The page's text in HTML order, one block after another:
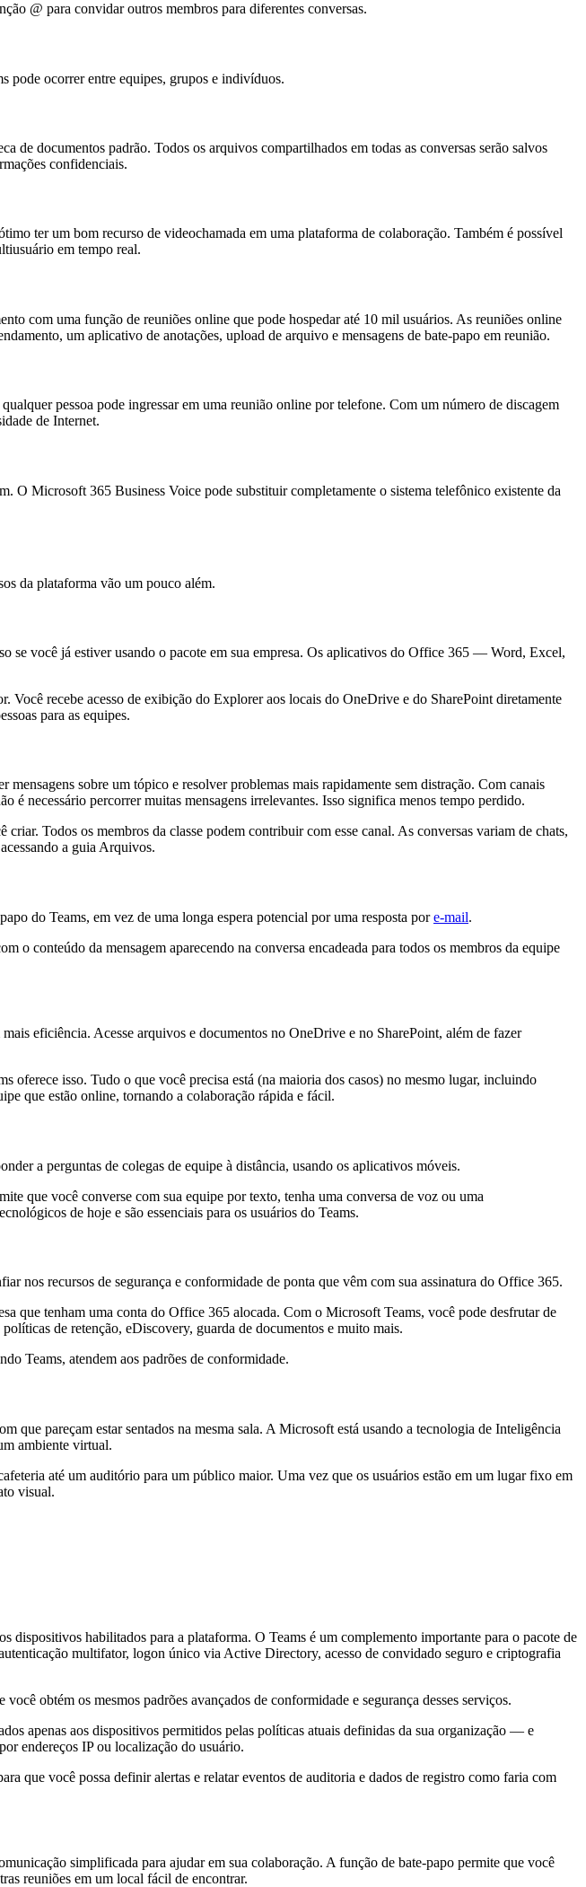
@ para convidar outros membros para diferentes conversas.
pode ocorrer entre equipes, grupos e indivíduos.
de documentos padrão. Todos os arquivos compartilhados em todas as conversas serão salvos
confidenciais.
ter um bom recurso de videochamada em uma plataforma de colaboração. Também é possível
em tempo real.
com uma função de reuniões online que pode hospedar até 10 mil usuários. As reuniões online
um aplicativo de anotações, upload de arquivo e mensagens de bate-papo em reunião.
pessoa pode ingressar em uma reunião online por telefone. Com um número de discagem
de Internet.
O Microsoft 365 Business Voice pode substituir completamente o sistema telefônico existente da
da plataforma vão um pouco além.
se você já estiver usando o pacote em sua empresa. Os aplicativos do Office 365 — Word, Excel,
recebe acesso de exibição do Explorer aos locais do OneDrive e do SharePoint diretamente
para as equipes.
sobre um tópico e resolver problemas mais rapidamente sem distração. Com canais
necessário percorrer muitas mensagens irrelevantes. Isso significa menos tempo perdido.
Todos os membros da classe podem contribuir com esse canal. As conversas variam de chats,
a guia Arquivos.
do Teams, em vez de uma longa espera potencial por uma resposta pore-mail.
conteúdo da mensagem aparecendo na conversa encadeada para todos os membros da equipe
eficiência. Acesse arquivos e documentos no OneDrive e no SharePoint, além de fazer
oferece isso. Tudo o que você precisa está (na maioria dos casos) no mesmo lugar, incluindo
que estão online, tornando a colaboração rápida e fácil.
a perguntas de colegas de equipe à distância, usando os aplicativos móveis.
que você converse com sua equipe por texto, tenha uma conversa de voz ou uma
de hoje e são essenciais para os usuários do Teams.
nos recursos de segurança e conformidade de ponta que vêm com sua assinatura do Office 365.
que tenham uma conta do Office 365 alocada. Com o Microsoft Teams, você pode desfrutar de
de retenção, eDiscovery, guarda de documentos e muito mais.
Teams, atendem aos padrões de conformidade.
pareçam estar sentados na mesma sala. A Microsoft está usando a tecnologia de Inteligência
ambiente virtual.
até um auditório para um público maior. Uma vez que os usuários estão em um lugar fixo em
visual.
dispositivos habilitados para a plataforma. O Teams é um complemento importante para o pacote de
multifator, logon único via Active Directory, acesso de convidado seguro e criptografia
obtém os mesmos padrões avançados de conformidade e segurança desses serviços.
apenas aos dispositivos permitidos pelas políticas atuais definidas da sua organização — e
endereços IP ou localização do usuário.
que você possa definir alertas e relatar eventos de auditoria e dados de registro como faria com
simplificada para ajudar em sua colaboração. A função de bate-papo permite que você
reuniões em um local fácil de encontrar.